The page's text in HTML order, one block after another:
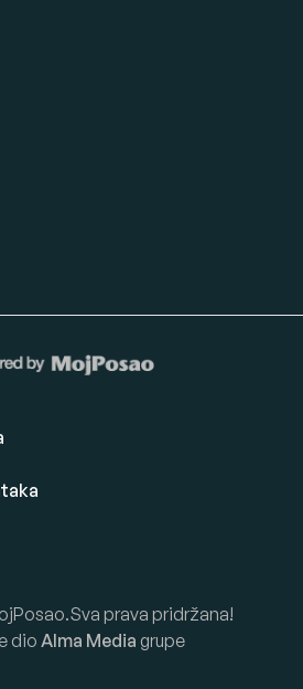
prava pridržana!
dio Alma Media grupe